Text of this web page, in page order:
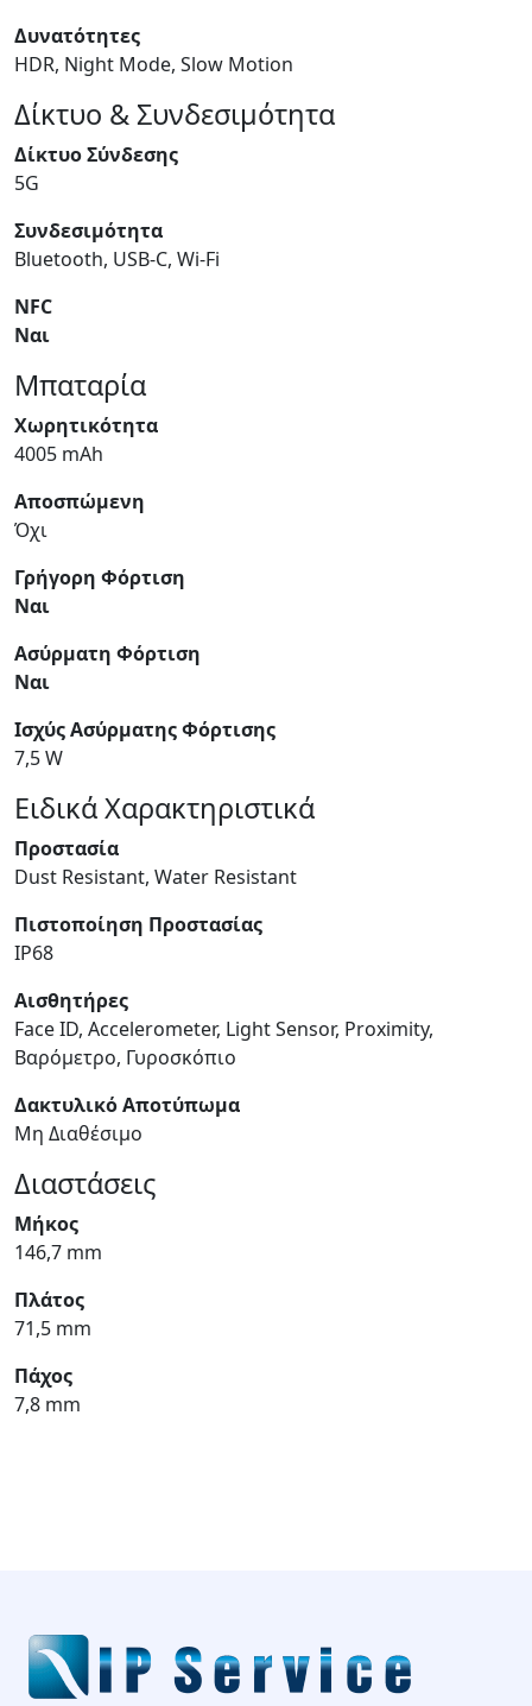
Δυνατότητες
HDR, Night Mode, Slow Motion
Δίκτυο & Συνδεσιμότητα
Δίκτυο Σύνδεσης
5G
Συνδεσιμότητα
Bluetooth, USB-C, Wi-Fi
NFC
Ναι
Μπαταρία
Χωρητικότητα
4005 mAh
Αποσπώμενη
Όχι
Γρήγορη Φόρτιση
Ναι
Ασύρματη Φόρτιση
Ναι
Ισχύς Ασύρματης Φόρτισης
7,5 W
Ειδικά Χαρακτηριστικά
Προστασία
Dust Resistant, Water Resistant
Πιστοποίηση Προστασίας
IP68
Αισθητήρες
Face ID, Accelerometer, Light Sensor, Proximity,
Βαρόμετρο, Γυροσκόπιο
Δακτυλικό Αποτύπωμα
Μη Διαθέσιμο
Διαστάσεις
Μήκος
146,7 mm
Πλάτος
71,5 mm
Πάχος
7,8 mm